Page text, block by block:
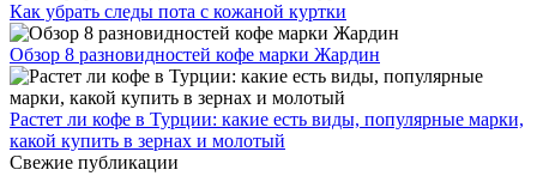
Как убрать следы пота с кожаной куртки
Обзор 8 разновидностей кофе марки Жардин
Растет ли кофе в Турции: какие есть виды, популярные марки,
какой купить в зернах и молотый
Свежие публикации